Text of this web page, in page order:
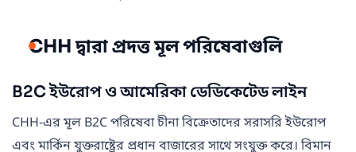
CHH দ্বারা প্রদত্ত মূল পরিষেবাগুলি
B2C ইউরোপ ও আমেরিকা ডেডিকেটেড লাইন
CHH-এর মূল B2C পরিষেবা চীনা বিক্রেতাদের সরাসরি ইউরোপ
এবং মার্কিন যুক্তরাষ্ট্রের প্রধান বাজারের সাথে সংযুক্ত করে। বিমান